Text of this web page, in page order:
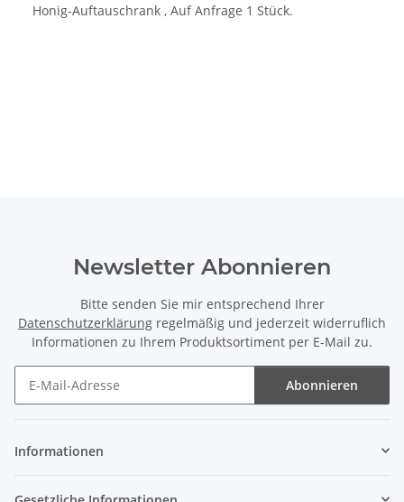
Honig-Auftauschrank , Auf Anfrage 1 Stück.
Newsletter Abonnieren
Bitte senden Sie mir entsprechend Ihrer
Datenschutzerklärung regelmäßig und jederzeit widerruflich
Informationen zu Ihrem Produktsortiment per E-Mail zu.
Abonnieren
Informationen